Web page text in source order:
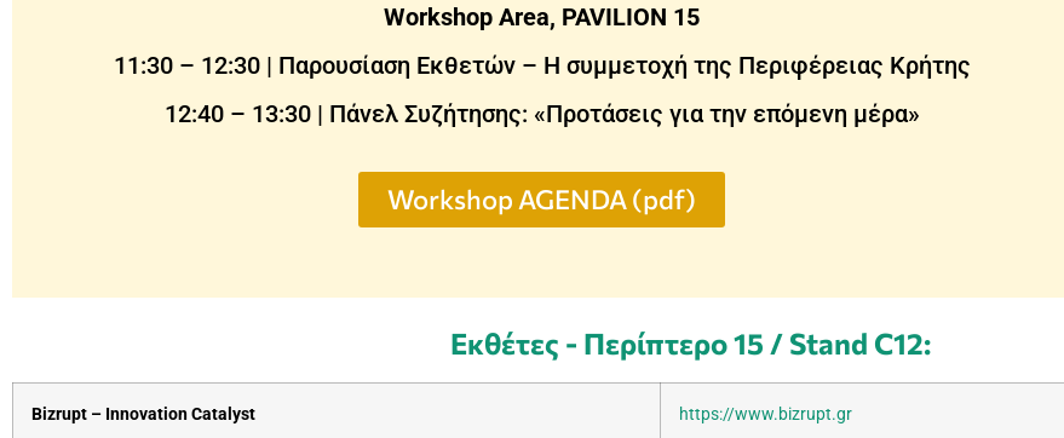
Workshop Area, PAVILION 15
11:30 – 12:30 | Παρουσίαση Εκθετών – Η συμμετοχή της Περιφέρειας Κρήτης
12:40 – 13:30 | Πάνελ Συζήτησης: «Προτάσεις για την επόμενη μέρα»
Workshop AGENDA (pdf)
Εκθέτες - Περίπτερο 15 / Stand C12:
Bizrupt – Innovation Catalyst https://www.bizrupt.gr